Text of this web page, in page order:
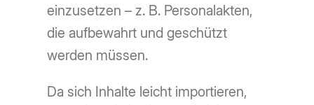
einzusetzen – z. B. Personalakten,
die aufbewahrt und geschützt
werden müssen.
Da sich Inhalte leicht importieren,